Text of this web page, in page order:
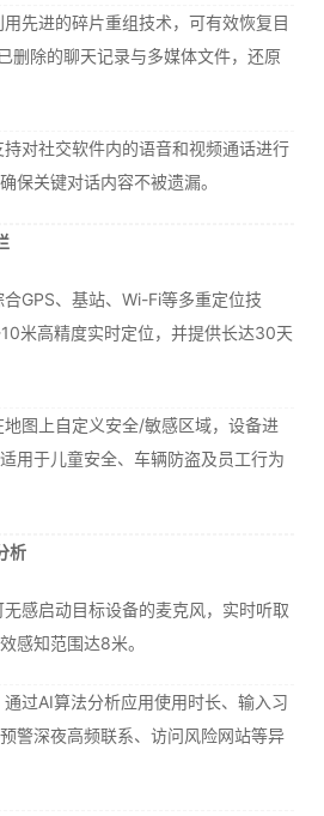
用先进的碎片重组技术，可有效恢复目
删除的聊天记录与多媒体文件，还原
持对社交软件内的语音和视频通话进行
保关键对话内容不被遗漏。
合GPS、基站、Wi-Fi等多重定位技
米高精度实时定位，并提供长达30天
地图上自定义安全/敏感区域，设备进
用于儿童安全、车辆防盗及员工行为
析
无感启动目标设备的麦克风，实时听取
感知范围达8米。
通过AI算法分析应用使用时长、输入习
警深夜高频联系、访问风险网站等异